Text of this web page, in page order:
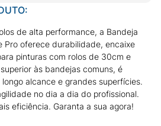
de alta performance, a Bandeja
Pro oferece durabilidade, encaixe
pinturas com rolos de 30cm e
às bandejas comuns, é
alcance e grandes superfícies.
no dia a dia do profissional.
eficiência. Garanta a sua agora!